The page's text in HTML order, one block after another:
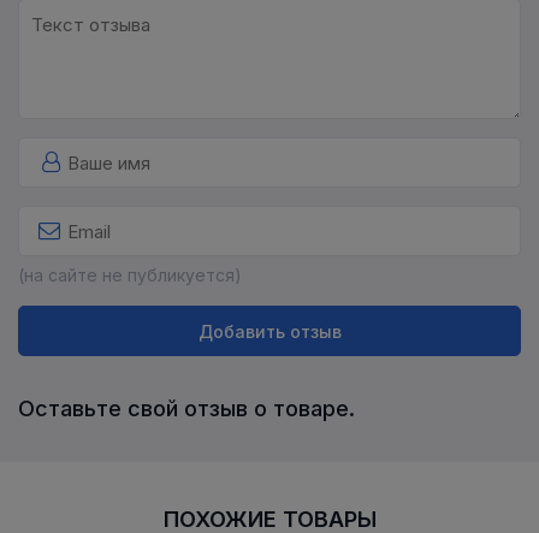
(на сайте не публикуется)
Добавить отзыв
Оставьте свой отзыв о товаре.
ПОХОЖИЕ ТОВАРЫ